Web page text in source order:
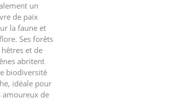
un
de paix
la faune et
Ses forêts
hêtres et de
abritent
biodiversité
idéale pour
amoureux de